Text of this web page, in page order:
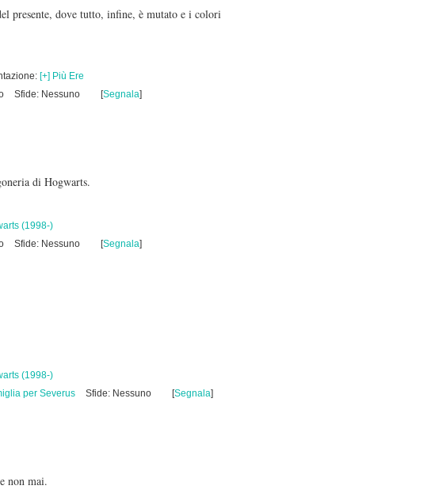
presente, dove tutto, infine, è mutato e i colori
[+] Più Ere
Sfide: Nessuno [Segnala]
di Hogwarts.
(1998-)
Sfide: Nessuno [Segnala]
(1998-)
per Severus Sfide: Nessuno [Segnala]
non mai.